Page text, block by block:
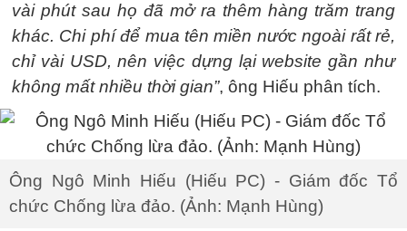
vài phút sau họ đã mở ra thêm hàng trăm trang
khác. Chi phí để mua tên miền nước ngoài rất rẻ,
chỉ vài USD, nên việc dựng lại website gần như
không mất nhiều thời gian”, ông Hiếu phân tích.
Ông Ngô Minh Hiếu (Hiếu PC) - Giám đốc Tổ
chức Chống lừa đảo. (Ảnh: Mạnh Hùng)